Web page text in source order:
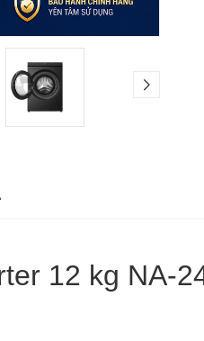
12 kg NA-